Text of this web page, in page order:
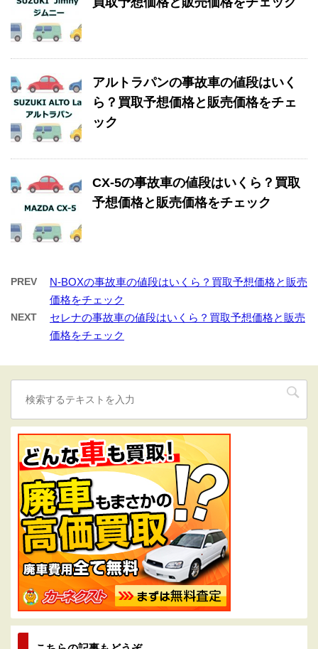
アルトラパンの事故車の値段はいく
ら？買取予想価格と販売価格をチェ
ック
CX-5の事故車の値段はいくら？買取
予想価格と販売価格をチェック
PREV
N-BOXの事故車の値段はいくら？買取予想価格と販売
価格をチェック
NEXT
セレナの事故車の値段はいくら？買取予想価格と販売
価格をチェック